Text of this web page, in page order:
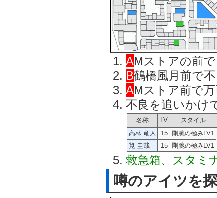
AMストアの前
B鶴橋風月前で
AMストア前で
不良を追いかけ
名称 LV
スタイル
高林 竜人
15
剛腕の極みLV1
筧 圭哉
15 剛腕の極みLV1
救急箱、スタミ
噂のアイツを